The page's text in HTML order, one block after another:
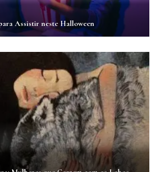
Assistir neste Halloween